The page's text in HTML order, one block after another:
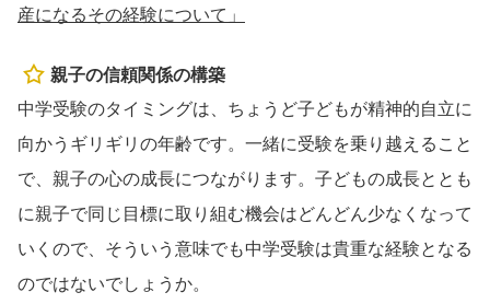
産になるその経験について」
親子の信頼関係の構築
中学受験のタイミングは、ちょうど子どもが精神的自立に
向かうギリギリの年齢です。一緒に受験を乗り越えること
で、親子の心の成長につながります。子どもの成長ととも
に親子で同じ目標に取り組む機会はどんどん少なくなって
いくので、そういう意味でも中学受験は貴重な経験となる
のではないでしょうか。